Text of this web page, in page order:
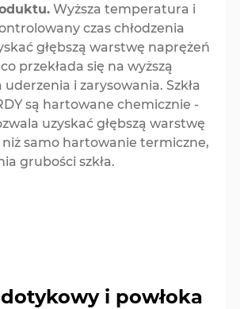
Wyższa temperatura i
czas chłodzenia
głębszą warstwę naprężeń
przekłada się na wyższą
i zarysowania. Szkła
są hartowane chemicznie -
uzyskać głębszą warstwę
samo hartowanie termiczne,
grubości szkła.
i powłoka